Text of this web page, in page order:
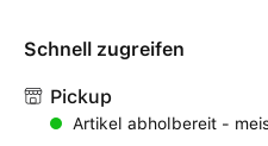
Schnell zugreifen
Pickup
Artikel abholbereit -